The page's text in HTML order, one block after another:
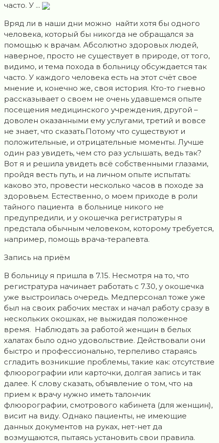
часто. У ...
Вряд ли в наши дни можно найти хотя бы одного
человека, который бы никогда не обращался за
помощью к врачам. Абсолютно здоровых людей,
наверное, просто не существует в природе, от того,
видимо, и тема похода в больницу обсуждается так
часто. У каждого человека есть на этот счёт свое
мнение и, конечно же, своя история. Кто-то гневно
рассказывает о своем не очень удавшемся опыте
посещения медицинского учреждения, другой –
доволен оказанными ему услугами, третий и вовсе
не знает, что сказать.Потому что существуют и
положительные, и отрицательные моменты. Лучше
один раз увидеть, чем сто раз услышать, ведь так?
Вот я и решила увидеть всё собственными глазами,
пройдя весть путь, и на личном опыте испытать:
каково это, провести несколько часов в походе за
здоровьем. Естественно, о моем приходе в роли
тайного пациента в больнице никого не
предупредили, и у окошечка регистратуры я
предстала обычным человеком, которому требуется,
например, помощь врача-терапевта.
Запись на приём
В больницу я пришла в 7.15. Несмотря на то, что
регистратура начинает работать с 7.30, у окошечка
уже выстроилась очередь. Медперсонал тоже уже
был на своих рабочих местах и начал работу сразу в
нескольких окошках, не выжидая положенное
время. Наблюдать за работой женщин в белых
халатах было одно удовольствие. Действовали они
быстро и профессионально, терпеливо стараясь
сгладить возникшие проблемы, такие как: отсутствие
флюорографии или карточки, долгая запись и так
далее. К слову сказать, объявление о том, что на
прием к врачу нужно иметь талончик
флюорографии, смотрового кабинета (для женщин),
висит на виду. Однако пациенты, не имеющие
данных документов на руках, нет-нет да
возмущаются, пытаясь установить свои правила.